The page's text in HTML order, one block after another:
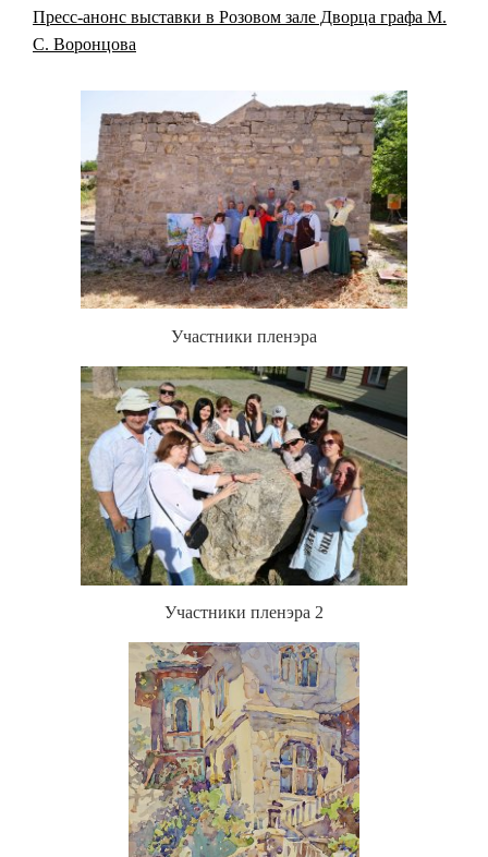
Пресс-анонс выставки в Розовом зале Дворца графа М.
С. Воронцова
Участники пленэра
Участники пленэра 2